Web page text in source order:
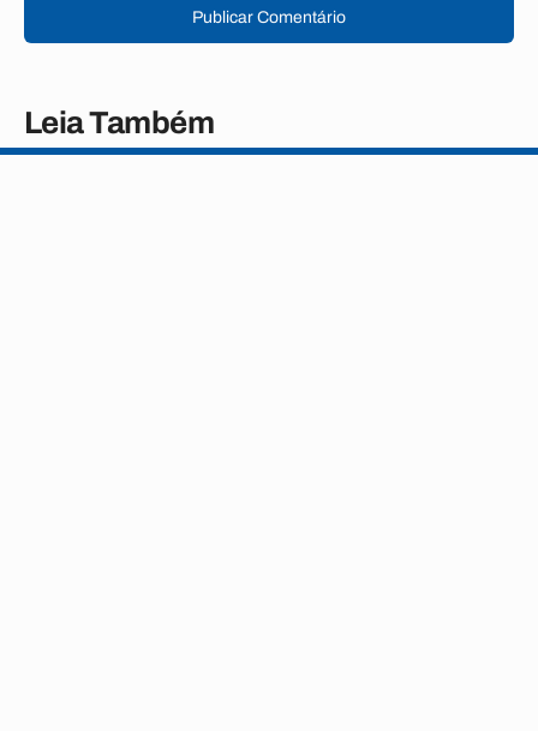
Publicar Comentário
Leia Também